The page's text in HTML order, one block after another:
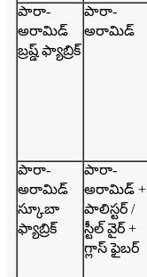
పారా-
అరామిడ్
బ్రష్డ్ ఫ్యాబ్రిక్
పారా-
అరామిడ్
పారా-
అరామిడ్
స్కూబా
ఫ్యాబ్రిక్
పారా-
అరామిడ్ +
పాలిస్టర్ /
స్టీల్ వైర్ +
గ్లాస్ ఫైబర్